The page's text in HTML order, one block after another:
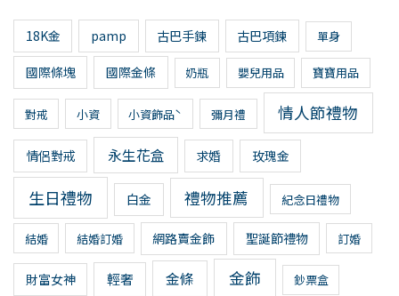
18K金 pamp 古巴手鍊 古巴項鍊 單身
國際條塊 國際金條 奶瓶 嬰兒用品 寶寶用品
對戒 小資 小資飾品ˋ 彌月禮 情人節禮物
情侶對戒 永生花盒 求婚 玫瑰金
生日禮物 白金 禮物推薦 紀念日禮物
結婚 結婚訂婚 網路賣金飾 聖誕節禮物 訂婚
財富女神 輕奢 金條 金飾 鈔票盒